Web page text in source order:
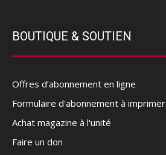
BOUTIQUE & SOUTIEN
Offres d’abonnement en ligne
Formulaire d'abonnement à imprimer
Achat magazine à l'unité
Faire un don